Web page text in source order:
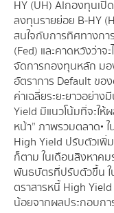
HY (UH) AIกองทุนเปิ
ลงทุนรายย่อย B-HY
สนใจกับการทิศทางกา
(Fed) และคาดหวังว่า
จัดการกองทุนหลัก มอ
อัตราการ Default ขอ
ค่าเฉลี่ยระยะยาวอย่า
Yield มีแนวโน้มที่จะใ
หน้า” ภาพรวมตลาด•
High Yield ปรับตัวเพิ่
ก็ตาม ในเดือนสิงหาค
พันธบัตรที่ปรับตัวขึ้น
ตราสารหนี้ High
น้อยจากผลประกอบก